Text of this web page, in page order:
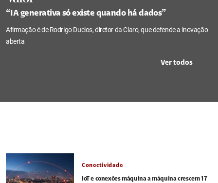
“IA generativa só existe quando há dados”
Afirmação é de Rodrigo Duclos, diretor da Claro, que defende a inovação
aberta
Ver todos
Conectividade
IoT e conexões máquina a máquina crescem 17